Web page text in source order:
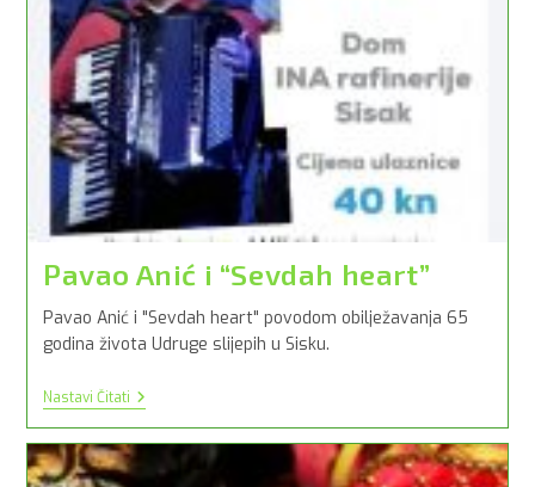
Pavao Anić i “Sevdah heart”
Pavao Anić i "Sevdah heart" povodom obilježavanja 65
godina života Udruge slijepih u Sisku.
Nastavi ČitatiPavao
Anić
I
“Sevdah
Heart”